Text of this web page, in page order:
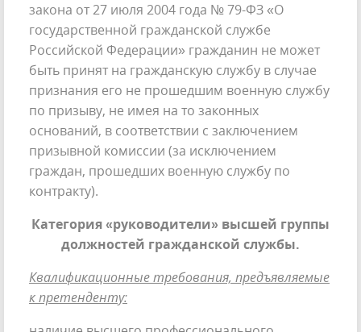
закона от 27 июля 2004 года № 79-ФЗ «О
государственной гражданской службе
Российской Федерации» гражданин не может
быть принят на гражданскую службу в случае
признания его не прошедшим военную службу
по призыву, не имея на то законных
оснований, в соответствии с заключением
призывной комиссии (за исключением
граждан, прошедших военную службу по
контракту).
Категория «руководители» высшей группы
должностей гражданской службы.
Квалификационные требования, предъявляемые
к претенденту: